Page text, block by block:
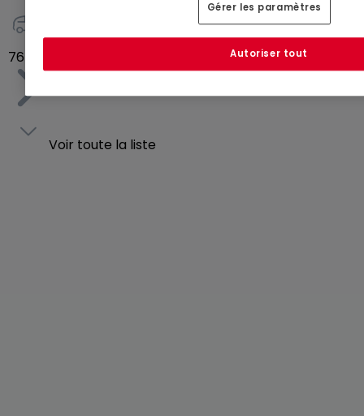
2
764 000 €
Voir toute la liste
Gérer les paramètres
Autoriser tout